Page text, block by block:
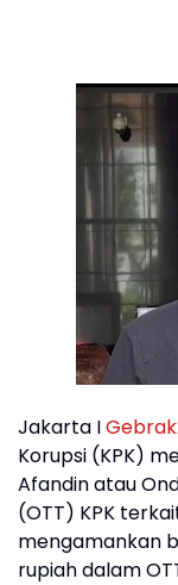
Jakarta I
Korupsi (KPK)
Afandin atau
(OTT) KPK
mengamankan
rupiah dalam